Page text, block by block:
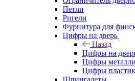
Петли
Ригели
Фурнитура для
Цифры на дверь
Назад
Цифры на
Цифры
Цифры
Шпингалеты